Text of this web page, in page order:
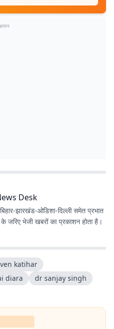
Desk
झारखंड-ओडिशा-दिल्‍ली समेत प्रभात
जरिए भेजी खबरों का प्रकाशन होता है।
katihar
diara
dr sanjay singh